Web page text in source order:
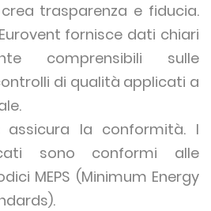
trasparenza e fiducia.
fornisce dati chiari
comprensibili sulle
di qualità applicati a
assicura la conformità. I
sono conformi alle
MEPS (Minimum Energy